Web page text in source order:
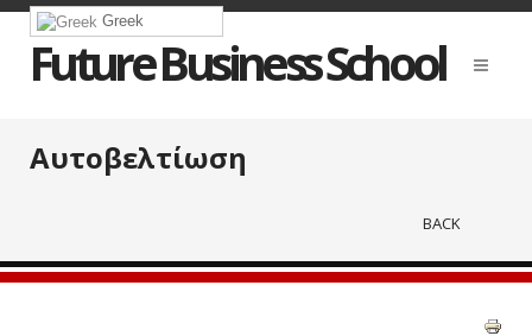
Greek
Future Business School
Αυτοβελτίωση
BACK